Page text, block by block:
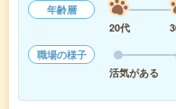
年齢層
20代
職場の様子
活気がある